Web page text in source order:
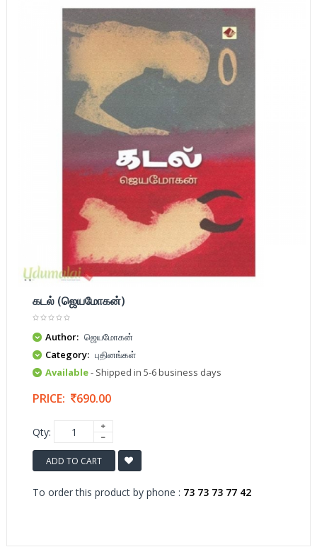
கடல் (ஜெயமோகன்)
Author: ஜெயமோகன்
Category: புதினங்கள்
Available- Shipped in 5-6 business days
PRICE: 690.00
Qty:
ADD TO CART
To order this product by phone : 73 73 73 77 42